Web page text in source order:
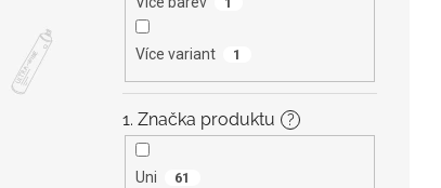
Více variant 1
1. Značka produktu ?
Uni 61